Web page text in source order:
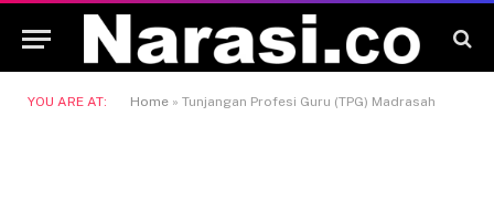
YOU ARE AT: Home » Tunjangan Profesi Guru (TPG) Madrasah